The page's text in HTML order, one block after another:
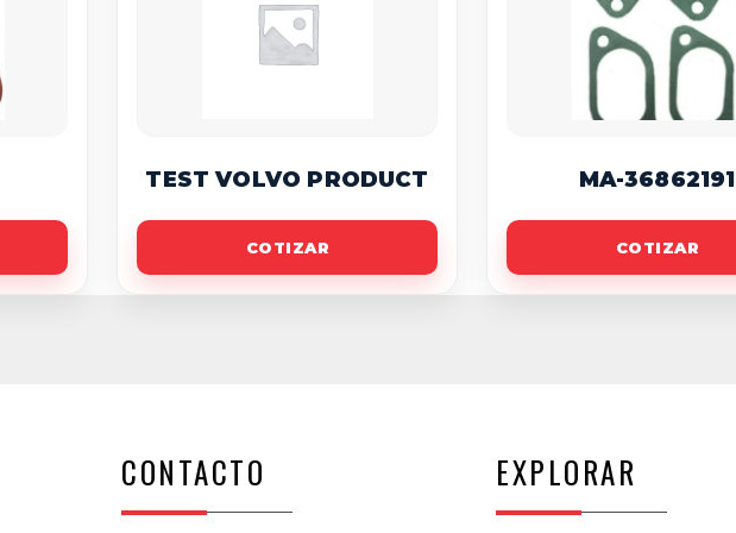
TEST VOLVO PRODUCT
COTIZAR
MA-36862191
COTIZAR
CONTACTO EXPLORAR